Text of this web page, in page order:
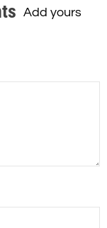
Add yours